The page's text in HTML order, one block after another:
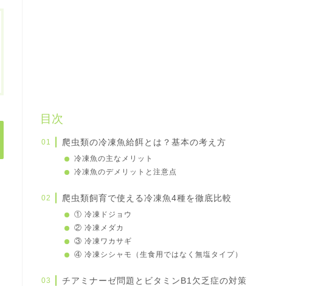
目次
爬虫類の冷凍魚給餌とは？基本の考え方
冷凍魚の主なメリット
冷凍魚のデメリットと注意点
爬虫類飼育で使える冷凍魚4種を徹底比較
① 冷凍ドジョウ
② 冷凍メダカ
③ 冷凍ワカサギ
④ 冷凍シシャモ（生食用ではなく無塩タイプ）
チアミナーゼ問題とビタミンB1欠乏症の対策